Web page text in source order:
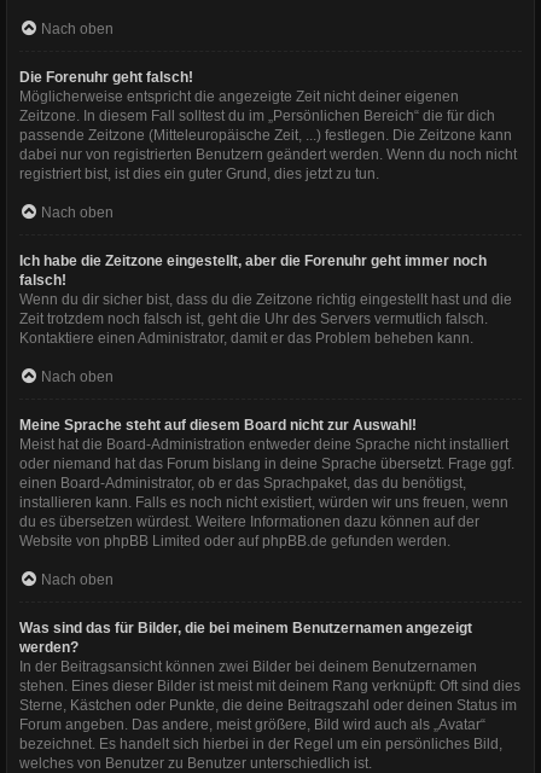
Nach oben
Die Forenuhr geht falsch!
Möglicherweise entspricht die angezeigte Zeit nicht deiner eigenen
Zeitzone. In diesem Fall solltest du im „Persönlichen Bereich“ die für dich
passende Zeitzone (Mitteleuropäische Zeit, ...) festlegen. Die Zeitzone kann
dabei nur von registrierten Benutzern geändert werden. Wenn du noch nicht
registriert bist, ist dies ein guter Grund, dies jetzt zu tun.
Nach oben
Ich habe die Zeitzone eingestellt, aber die Forenuhr geht immer noch
falsch!
Wenn du dir sicher bist, dass du die Zeitzone richtig eingestellt hast und die
Zeit trotzdem noch falsch ist, geht die Uhr des Servers vermutlich falsch.
Kontaktiere einen Administrator, damit er das Problem beheben kann.
Nach oben
Meine Sprache steht auf diesem Board nicht zur Auswahl!
Meist hat die Board-Administration entweder deine Sprache nicht installiert
oder niemand hat das Forum bislang in deine Sprache übersetzt. Frage ggf.
einen Board-Administrator, ob er das Sprachpaket, das du benötigst,
installieren kann. Falls es noch nicht existiert, würden wir uns freuen, wenn
du es übersetzen würdest. Weitere Informationen dazu können auf der
Website von phpBB Limited oder auf phpBB.de gefunden werden.
Nach oben
Was sind das für Bilder, die bei meinem Benutzernamen angezeigt
werden?
In der Beitragsansicht können zwei Bilder bei deinem Benutzernamen
stehen. Eines dieser Bilder ist meist mit deinem Rang verknüpft: Oft sind dies
Sterne, Kästchen oder Punkte, die deine Beitragszahl oder deinen Status im
Forum angeben. Das andere, meist größere, Bild wird auch als „Avatar“
bezeichnet. Es handelt sich hierbei in der Regel um ein persönliches Bild,
welches von Benutzer zu Benutzer unterschiedlich ist.